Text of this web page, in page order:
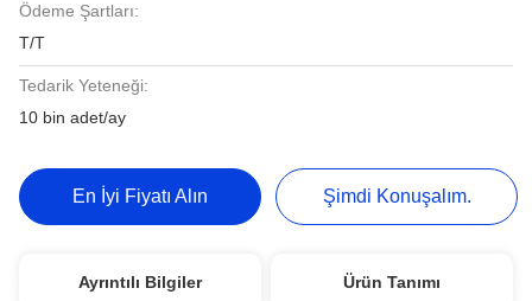
Ödeme Şartları:
T/T
Tedarik Yeteneği:
10 bin adet/ay
En İyi Fiyatı Alın Şimdi Konuşalım.
Ayrıntılı Bilgiler Ürün Tanımı